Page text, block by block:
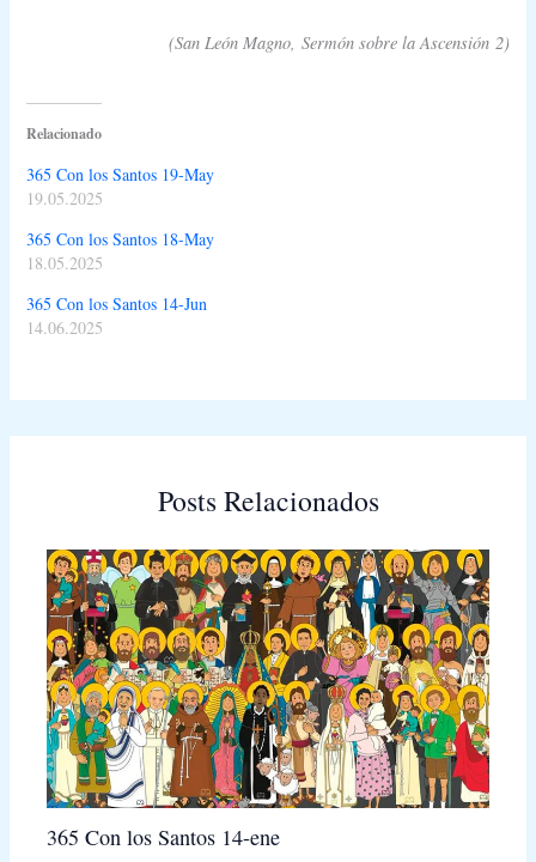
(San León Magno, Sermón sobre la Ascensión2)
Relacionado
365 Con los Santos 19-May
19.05.2025
365 Con los Santos 18-May
18.05.2025
365 Con los Santos 14-Jun
14.06.2025
Posts Relacionados
365 Con los Santos 14-ene